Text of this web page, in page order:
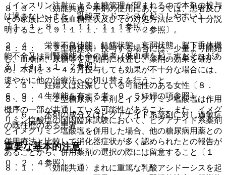
８．３． 〈効能共通〉本剤の使用にあたっては、患者及び
その家族に対し低血糖症状及びその対処方法について十分説
明すること〔９．１．１、１１．１．２参照〕。
８．４． 〈２型糖尿病〉投与する場合には、少量より開始
し、血糖値、尿糖等を定期的に検査し、薬剤の効果を確か
め、本剤を３〜４ヵ月投与しても効果が不十分な場合には、
速やかに他の治療法への切り替えを行うこと。
８．５． 〈２型糖尿病〉本剤とイメグリミン塩酸塩は作用
機序の一部が共通している可能性があること、また、イメグ
リミン塩酸塩の国内臨床試験において、ビグアナイド系薬剤
とイメグリミン塩酸塩を併用した場合、他の糖尿病用薬との
併用療法と比較して消化器症状が多く認められたとの報告が
あることから、併用薬剤の選択の際には留意すること〔１
０．２．４参照〕。
［インスリン注射による血糖管理が望まれるので本剤の投与
は適さない、また、乳酸アシドーシスを起こしやすい］
〔１．１、８．１、１１．１．１参照〕。
２．４． 栄養不良状態、飢餓状態、衰弱状態、脳下垂体機
能不全又は副腎機能不全の患者［低血糖を起こすおそれがあ
る］〔１１．１．２参照〕。
２．５． 妊婦又は妊娠している可能性のある女性〔８．
６、９．４生殖能を有する者、９．５妊婦の項参照〕。
２．６． 本剤の成分又はビグアナイド系薬剤に対し過敏症
の既往歴のある患者。
重要な基本的注意
８．１． 〈効能共通〉まれに重篤な乳酸アシドーシスを起